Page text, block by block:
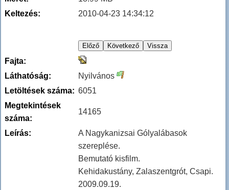
Keltezés:
2010-04-23 14:34:12
Fajta:
Láthatóság:
Nyilvános
Letöltések száma: 6051
Megtekintések
száma:
14165
Leírás:
A Nagykanizsai Gólyalábasok
szereplése.
Bemutató kisfilm.
Kehidakustány, Zalaszentgrót, Csapi.
2009.09.19.